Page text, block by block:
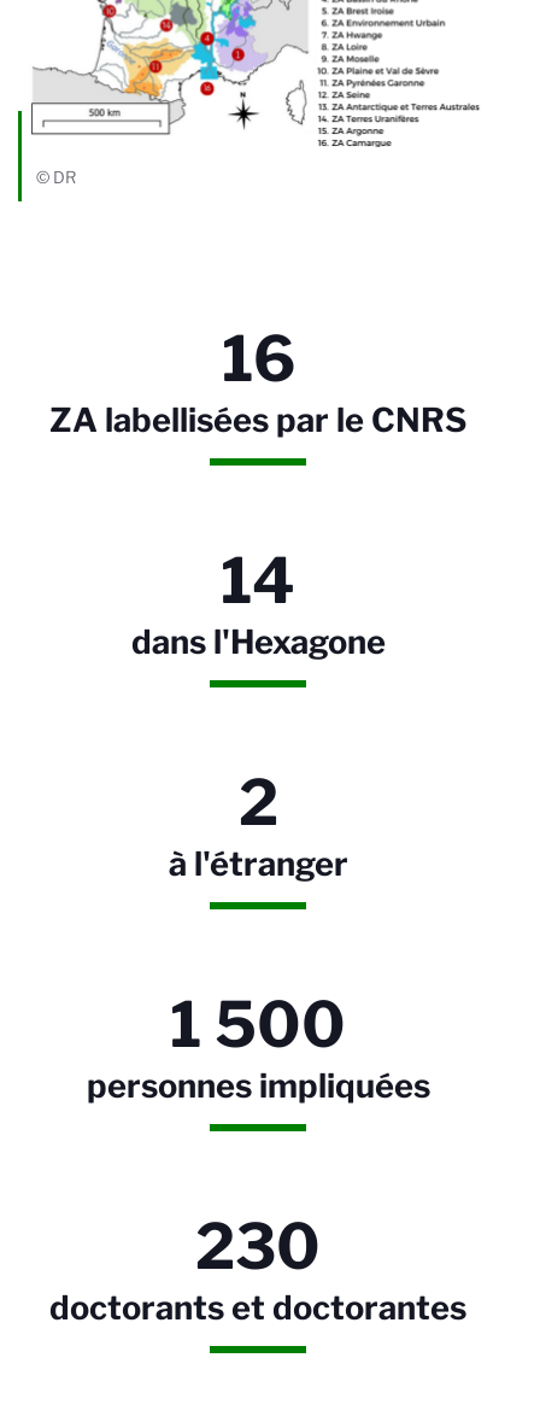
© DR
16
ZA labellisées par le CNRS
14
dans l'Hexagone
2
à l'étranger
1 500
personnes impliquées
230
doctorants et doctorantes